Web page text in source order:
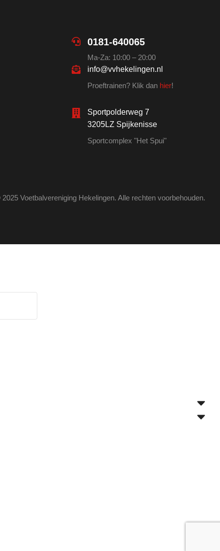
0181-640065
Ma-Za: 10:00 – 20:00
info@vvhekelingen.nl
Proeftrainen? Klik dan hier!
Sportpolderweg 7
3205LZ Spijkenisse
Sportcomplex "Het Spui"
Voetbalvereniging Hekelingen. Alle rechten voorbehouden.